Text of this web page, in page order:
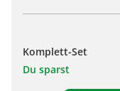
Komplett-Set
Du sparst